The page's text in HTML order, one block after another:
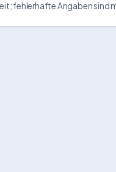
fehlerhafte Angaben sind